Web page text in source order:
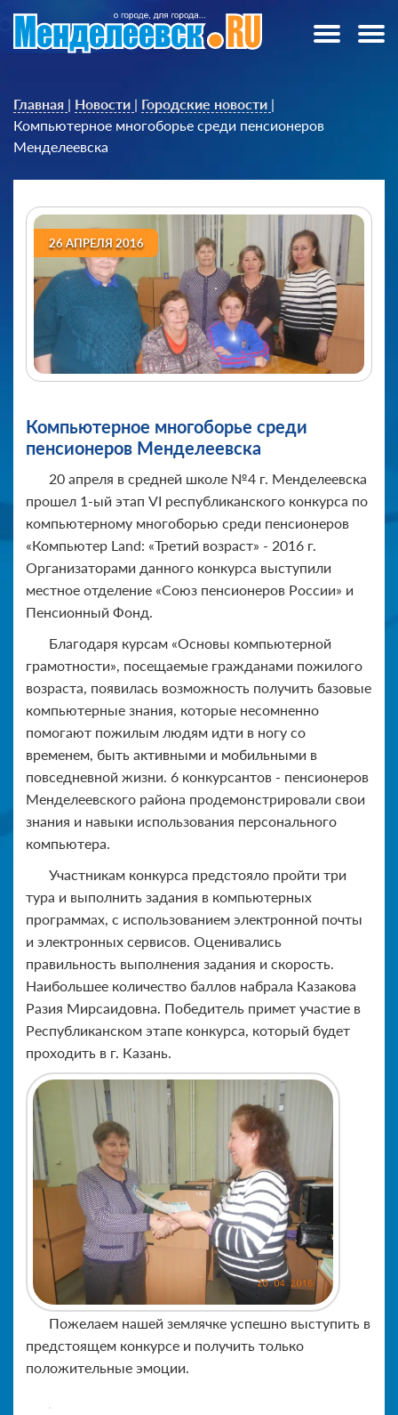
Главная | Новости | Городские новости |
Компьютерное многоборье среди пенсионеров
Менделеевска
26 АПРЕЛЯ 2016
Компьютерное многоборье среди
пенсионеров Менделеевска
20 апреля в средней школе №4 г. Менделеевска
прошел 1-ый этап VI республиканского конкурса по
компьютерному многоборью среди пенсионеров
«Компьютер Land: «Третий возраст» - 2016 г.
Организаторами данного конкурса выступили
местное отделение «Союз пенсионеров России» и
Пенсионный Фонд.
Благодаря курсам «Основы компьютерной
грамотности», посещаемые гражданами пожилого
возраста, появилась возможность получить базовые
компьютерные знания, которые несомненно
помогают пожилым людям идти в ногу со
временем, быть активными и мобильными в
повседневной жизни. 6 конкурсантов - пенсионеров
Менделеевского района продемонстрировали свои
знания и навыки использования персонального
компьютера.
Участникам конкурса предстояло пройти три
тура и выполнить задания в компьютерных
программах, с использованием электронной почты
и электронных сервисов. Оценивались
правильность выполнения задания и скорость.
Наибольшее количество баллов набрала Казакова
Разия Мирсаидовна. Победитель примет участие в
Республиканском этапе конкурса, который будет
проходить в г. Казань.
Пожелаем нашей землячке успешно выступить в
предстоящем конкурсе и получить только
положительные эмоции.